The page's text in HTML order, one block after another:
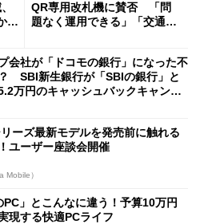
解
QR専用改札機に賛否 「問
題なく運用できる」「交通系I
会社が「ドコモの銀行」になった不
SBI新生銀行が「SBIの銀行」と
万円のキャッシュバックキャンペ
ーズ最新モデルを発売前に触れる
ユーザー座談会開催
Mobile）
PC」とこんなに違う！予算10万円
現する快適PCライフ